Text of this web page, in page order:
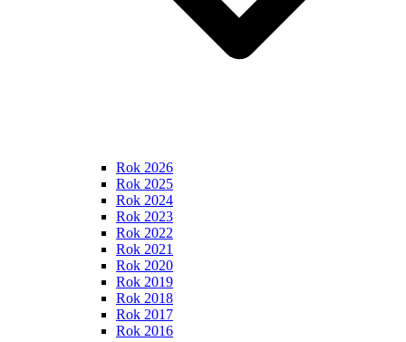
Rok 2026
Rok 2025
Rok 2024
Rok 2023
Rok 2022
Rok 2021
Rok 2020
Rok 2019
Rok 2018
Rok 2017
Rok 2016